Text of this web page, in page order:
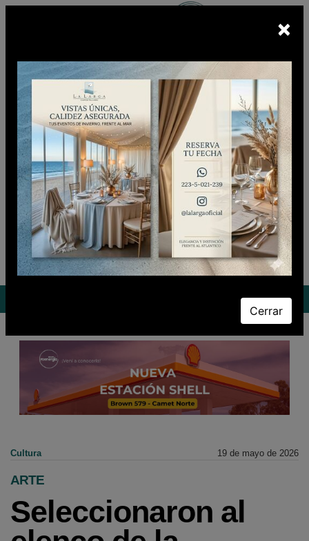
Escuchá
BUNKER FM
En vivo
Viernes 07 de Agosto de 2026 CIUDADANO CLUB
Cultura 19 de mayo de 2026
ARTE
Seleccionaron al
×
Cerrar